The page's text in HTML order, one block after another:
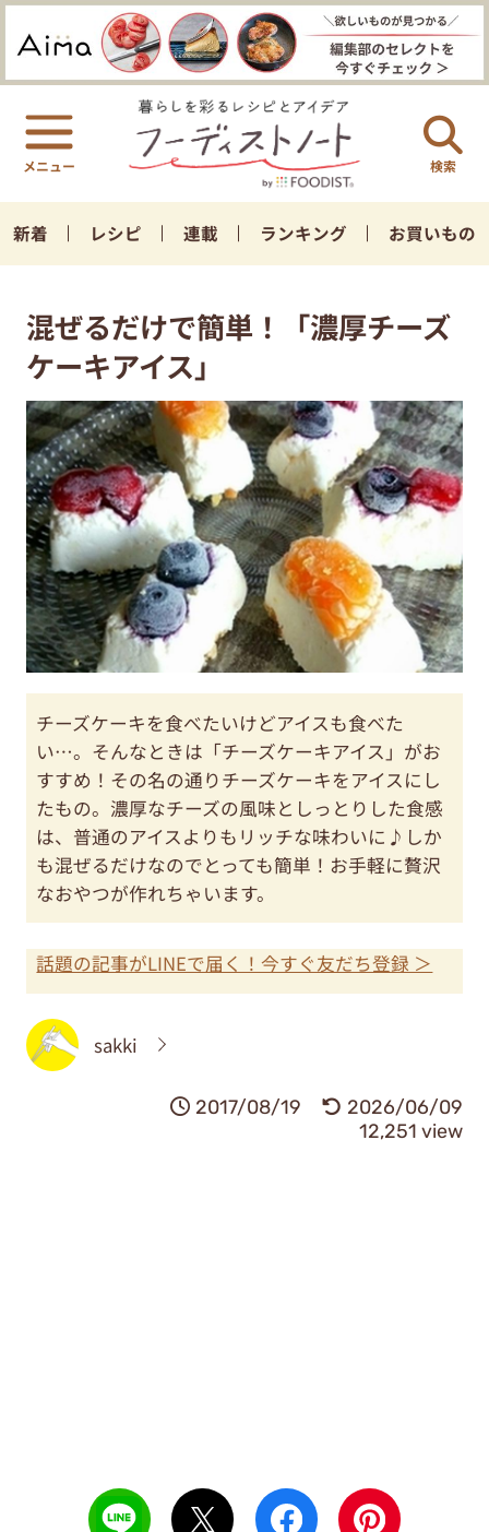
検索
新着 レシピ 連載 ランキング お買いもの
混ぜるだけで簡単！「濃厚チーズ
ケーキアイス」
チーズケーキを食べたいけどアイスも食べた
い…。そんなときは「チーズケーキアイス」がお
すすめ！その名の通りチーズケーキをアイスにし
たもの。濃厚なチーズの風味としっとりした食感
は、普通のアイスよりもリッチな味わいに♪しか
も混ぜるだけなのでとっても簡単！お手軽に贅沢
なおやつが作れちゃいます。
話題の記事がLINEで届く！今すぐ友だち登録 ＞
sakki
2017/08/19
2026/06/09
12,251 view